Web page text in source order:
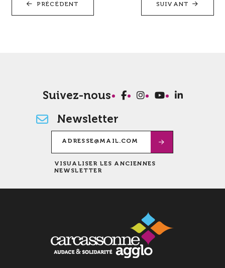
PRÉCÉDENT SUIVANT
Suivez-nous
Newsletter
VISUALISER LES ANCIENNES
NEWSLETTER